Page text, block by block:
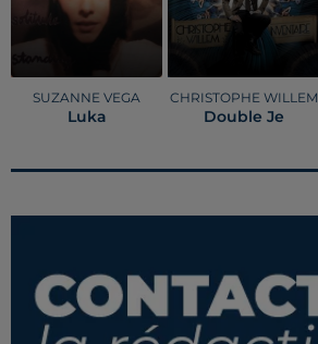
SUZANNE VEGA
Luka
CHRISTOPHE WILLEM
Double Je